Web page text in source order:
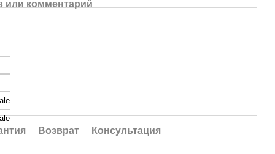
комментарий
Возврат Консультация